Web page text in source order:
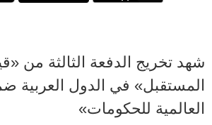
شهد تخريج الدفعة الثالثة من
المستقبل» في الدول العربية
العالمية للحكومات»